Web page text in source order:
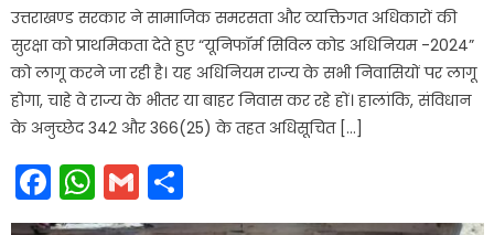
उत्तराखण्ड सरकार ने सामाजिक समरसता और व्यक्तिगत अधिकारों की
सुरक्षा को प्राथमिकता देते हुए “यूनिफॉर्म सिविल कोड अधिनियम -2024”
को लागू करने जा रही है। यह अधिनियम राज्य के सभी निवासियों पर लागू
होगा, चाहे वे राज्य के भीतर या बाहर निवास कर रहे हों। हालांकि, संविधान
के अनुच्छेद 342 और 366(25) के तहत अधिसूचित […]
Facebook
WhatsApp
Gmail